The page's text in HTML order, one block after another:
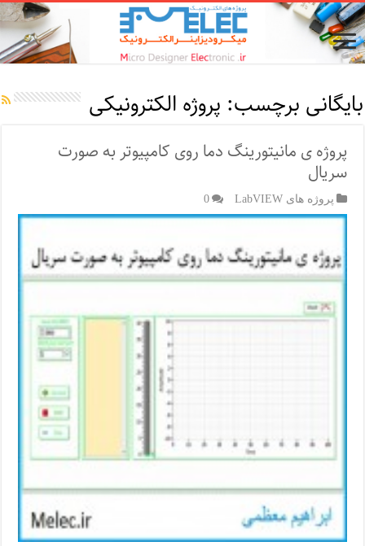
بایگانی برچسب: پروژه الکترونیکی
پروژه ی مانیتورینگ دما روی کامپیوتر به صورت
سریال
پروژه های LabVIEW 0